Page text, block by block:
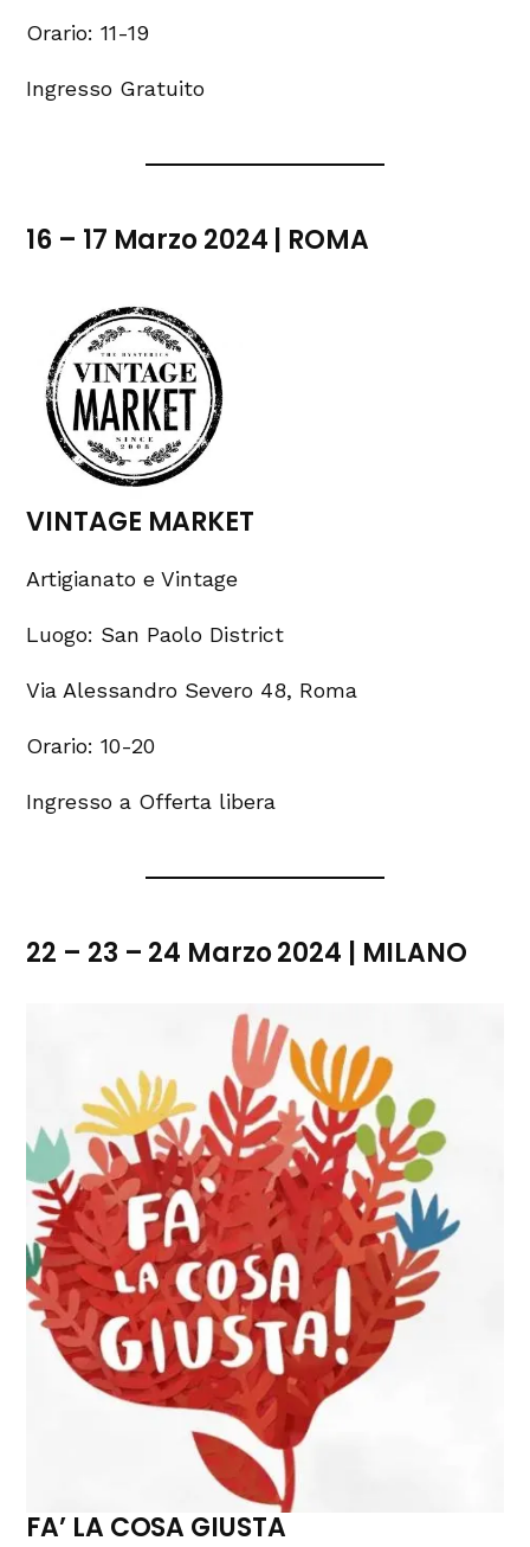
Orario: 11-19
Ingresso Gratuito
16 – 17 Marzo 2024 | ROMA
VINTAGE MARKET
Artigianato e Vintage
Luogo: San Paolo District
Via Alessandro Severo 48, Roma
Orario: 10-20
Ingresso a Offerta libera
22 – 23 – 24 Marzo 2024 | MILANO
FA’ LA COSA GIUSTA